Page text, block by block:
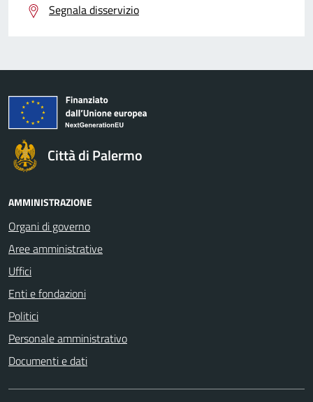
Segnala disservizio
Città di Palermo
AMMINISTRAZIONE
Organi di governo
Aree amministrative
Uffici
Enti e fondazioni
Politici
Personale amministrativo
Documenti e dati